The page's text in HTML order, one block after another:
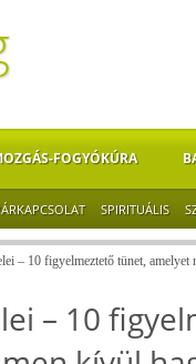
FOGYÓKÚRA
SPIRITUÁLIS
– 10 figyelmeztető tünet,
– 10